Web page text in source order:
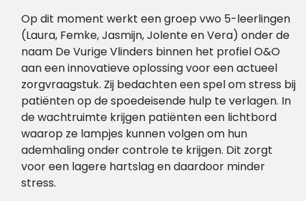
Op dit moment werkt een groep vwo 5-leerlingen
(Laura, Femke, Jasmijn, Jolente en Vera) onder de
naam De Vurige Vlinders binnen het profiel O&O
aan een innovatieve oplossing voor een actueel
zorgvraagstuk. Zij bedachten een spel om stress bij
patiënten op de spoedeisende hulp te verlagen. In
de wachtruimte krijgen patiënten een lichtbord
waarop ze lampjes kunnen volgen om hun
ademhaling onder controle te krijgen. Dit zorgt
voor een lagere hartslag en daardoor minder
stress.